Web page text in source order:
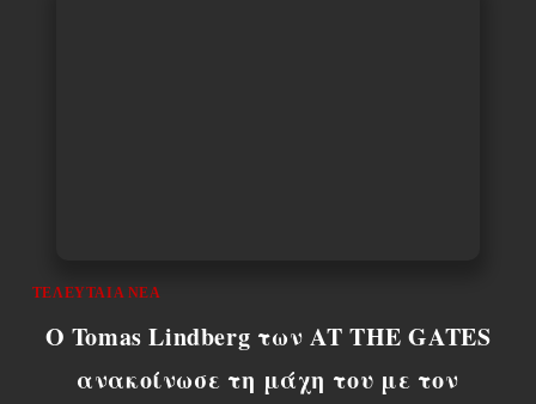
ΤΕΛΕΥΤΑΊΑ ΝΈΑ
O Tomas Lindberg των AT THE GATES
ανακοίνωσε τη μάχη του με τον